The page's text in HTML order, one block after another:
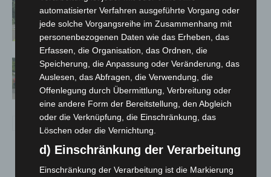
Brand im „Haus der Begegnung“ in
Neuwarmbüchen schnell eingedämmt
Region Hannover: 21 neue
Notfallsanitäter starten beim Roten
Kreuz
automatisierter Verfahren ausgeführte Vorgang oder
jede solche Vorgangsreihe im Zusammenhang mit
personenbezogenen Daten wie das Erheben, das
Erfassen, die Organisation, das Ordnen, die
Speicherung, die Anpassung oder Veränderung, das
Auslesen, das Abfragen, die Verwendung, die
Offenlegung durch Übermittlung, Verbreitung oder
eine andere Form der Bereitstellung, den Abgleich
oder die Verknüpfung, die Einschränkung, das
Löschen oder die Vernichtung.
d) Einschränkung der Verarbeitung
Einschränkung der Verarbeitung ist die Markierung